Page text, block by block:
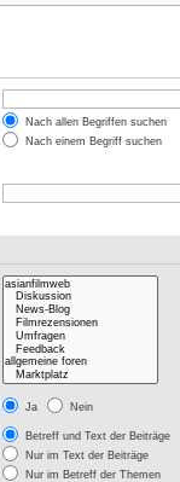
Nach allen Begriffen suchen
Nach einem Begriff suchen
Ja Nein
Betreff und Text der Beiträge
Nur im Text der Beiträge
Nur im Betreff der Themen